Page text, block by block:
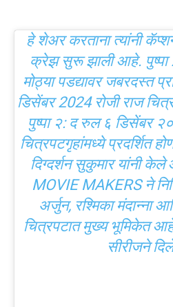
हे शेअर करताना त्यांनी
क्रेझ सुरू झाली आहे. पुष्पा
मोठ्या पडद्यावर जबरदस्त
डिसेंबर 2024 रोजी राज
पुष्पा २: द रुल ६ डिसेंबर
चित्रपटगृहांमध्ये प्रदर्शित
दिग्दर्शन सुकुमार यांनी
MOVIE MAKERS ने
अर्जुन, रश्मिका मंदान्ना
चित्रपटात मुख्य भूमिकेत
सीरीजने